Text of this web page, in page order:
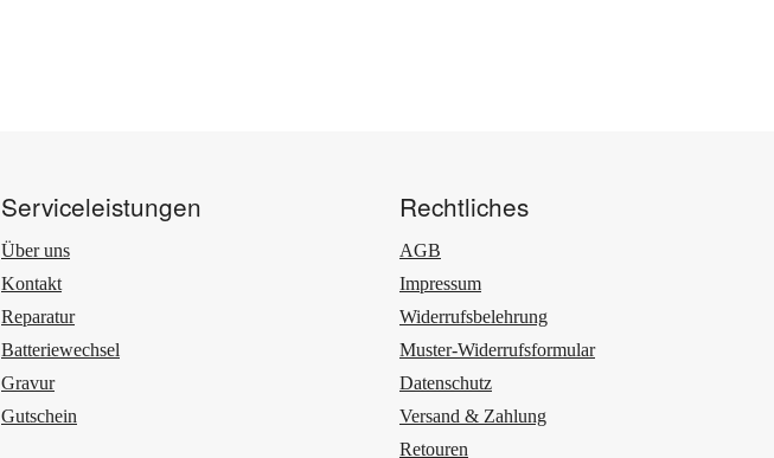
Serviceleistungen
Über uns
Kontakt
Reparatur
Batteriewechsel
Gravur
Gutschein
Rechtliches
AGB
Impressum
Widerrufsbelehrung
Muster-Widerrufsformular
Datenschutz
Versand & Zahlung
Retouren